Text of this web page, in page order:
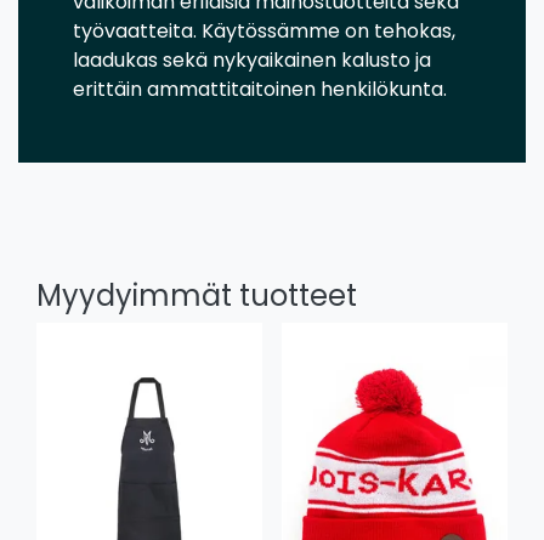
työvaatteita. Käytössämme on tehokas,
laadukas sekä nykyaikainen kalusto ja
erittäin ammattitaitoinen henkilökunta.
Myydyimmät tuotteet